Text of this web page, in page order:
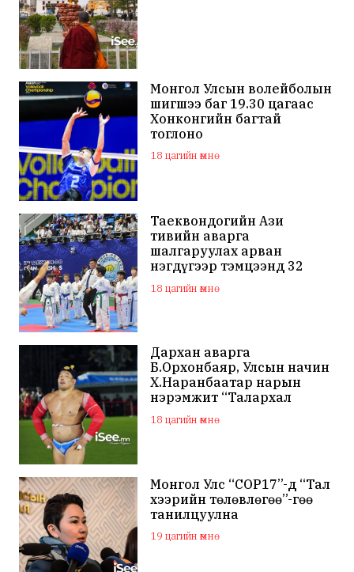
Монгол Улсын волейболын
шигшээ баг 19.30 цагаас
Хонконгийн багтай
тоглоно
18 цагийн өмнө
Таеквондогийн Ази
тивийн аварга
шалгаруулах арван
нэгдүгээр тэмцээнд 32
орны тамирчид өрсөлдөж
байна
18 цагийн өмнө
Дархан аварга
Б.Орхонбаяр, Улсын начин
Х.Наранбаатар нарын
нэрэмжит “Талархал
хүндэтгэл” хүчит бөхийн
барилдаан болно
18 цагийн өмнө
Монгол Улс “COP17”-д “Тал
хээрийн төлөвлөгөө”-гөө
танилцуулна
19 цагийн өмнө